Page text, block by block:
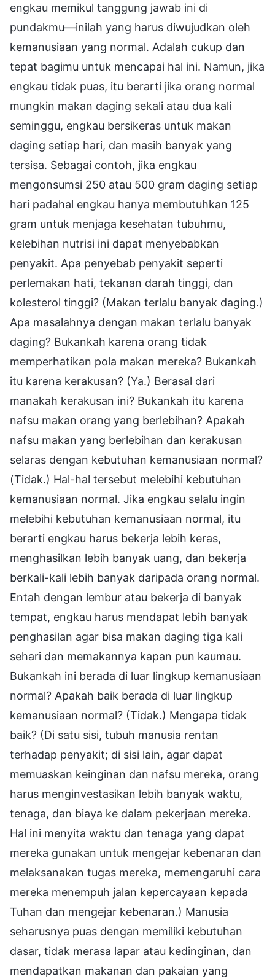
engkau memikul tanggung jawab ini di
pundakmu—inilah yang harus diwujudkan oleh
kemanusiaan yang normal. Adalah cukup dan
tepat bagimu untuk mencapai hal ini. Namun, jika
engkau tidak puas, itu berarti jika orang normal
mungkin makan daging sekali atau dua kali
seminggu, engkau bersikeras untuk makan
daging setiap hari, dan masih banyak yang
tersisa. Sebagai contoh, jika engkau
mengonsumsi 250 atau 500 gram daging setiap
hari padahal engkau hanya membutuhkan 125
gram untuk menjaga kesehatan tubuhmu,
kelebihan nutrisi ini dapat menyebabkan
penyakit. Apa penyebab penyakit seperti
perlemakan hati, tekanan darah tinggi, dan
kolesterol tinggi? (Makan terlalu banyak daging.)
Apa masalahnya dengan makan terlalu banyak
daging? Bukankah karena orang tidak
memperhatikan pola makan mereka? Bukankah
itu karena kerakusan? (Ya.) Berasal dari
manakah kerakusan ini? Bukankah itu karena
nafsu makan orang yang berlebihan? Apakah
nafsu makan yang berlebihan dan kerakusan
selaras dengan kebutuhan kemanusiaan normal?
(Tidak.) Hal-hal tersebut melebihi kebutuhan
kemanusiaan normal. Jika engkau selalu ingin
melebihi kebutuhan kemanusiaan normal, itu
berarti engkau harus bekerja lebih keras,
menghasilkan lebih banyak uang, dan bekerja
berkali-kali lebih banyak daripada orang normal.
Entah dengan lembur atau bekerja di banyak
tempat, engkau harus mendapat lebih banyak
penghasilan agar bisa makan daging tiga kali
sehari dan memakannya kapan pun kaumau.
Bukankah ini berada di luar lingkup kemanusiaan
normal? Apakah baik berada di luar lingkup
kemanusiaan normal? (Tidak.) Mengapa tidak
baik? (Di satu sisi, tubuh manusia rentan
terhadap penyakit; di sisi lain, agar dapat
memuaskan keinginan dan nafsu mereka, orang
harus menginvestasikan lebih banyak waktu,
tenaga, dan biaya ke dalam pekerjaan mereka.
Hal ini menyita waktu dan tenaga yang dapat
mereka gunakan untuk mengejar kebenaran dan
melaksanakan tugas mereka, memengaruhi cara
mereka menempuh jalan kepercayaan kepada
Tuhan dan mengejar kebenaran.) Manusia
seharusnya puas dengan memiliki kebutuhan
dasar, tidak merasa lapar atau kedinginan, dan
mendapatkan makanan dan pakaian yang